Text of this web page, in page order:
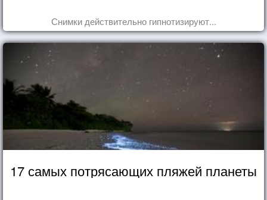
Снимки действительно гипнотизируют...
17 самых потрясающих пляжей планеты